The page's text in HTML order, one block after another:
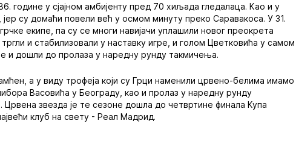
године у сјајном амбијенту пред 70 хиљада гледалаца. Као и у
су домаћи повели већ у осмом минуту преко Саравакоса. У 31.
екипе, па су се многи навијачи уплашили новог преокрета
и стабилизовали у наставку игре, и голом Цветковића у самом
и дошли до пролаза у наредну рунду такмичења.
а у виду трофеја који су Грци наменили црвено-белима имамо
Васовића у Београду, као и пролаз у наредну рунду
Црвена звезда је те сезоне дошла до четвртине финала Купа
клуб на свету - Реал Мадрид.